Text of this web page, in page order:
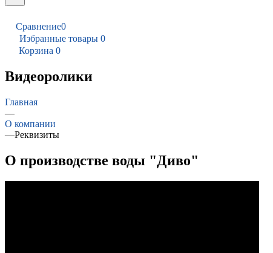
Сравнение0
Избранные товары 0
Корзина 0
Видеоролики
Главная
—
О компании
—Реквизиты
О производстве воды "Диво"